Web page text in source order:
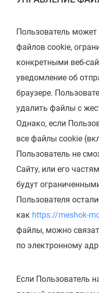
Пользователь
файлов cookie,
конкретными веб-
уведомление об
браузере.
удалить файлы с
Однако, если
все файлы cookie
Пользователь не
Сайту, или его
будут
Пользователя
как https://meshok-
файлы, можно
по электронному
Если Пользователь